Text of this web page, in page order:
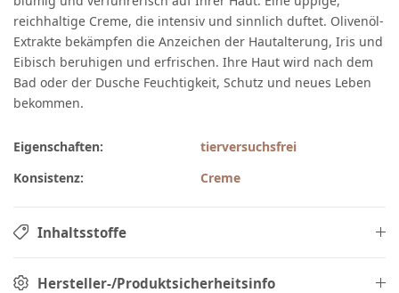
reichhaltige Creme, die intensiv und sinnlich duftet. Olivenöl-
Extrakte bekämpfen die Anzeichen der Hautalterung, Iris und
Eibisch beruhigen und erfrischen. Ihre Haut wird nach dem
Bad oder der Dusche Feuchtigkeit, Schutz und neues Leben
bekommen.
Eigenschaften:
tierversuchsfrei
Konsistenz:
Creme
Inhaltsstoffe
Hersteller-/Produktsicherheitsinfo